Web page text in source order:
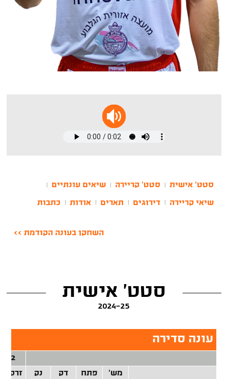
סטט' אישית סטט' קריירה שיאים עונתיים
שיאי קריירה דירוגים תארים אודות כתבות
השחקן בעונה הקודמת >>
סטט' אישית
2024-25
עונה סדירה
2 נק'
מש'
פתח דק נק זרק/